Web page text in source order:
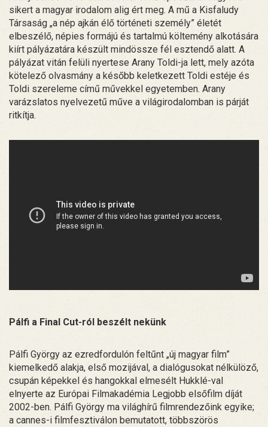
sikert a magyar irodalom alig ért meg. A mű a Kisfaludy
Társaság „a nép ajkán élő történeti személy” életét
elbeszélő, népies formájú és tartalmú költemény alkotására
kiírt pályázatára készült mindössze fél esztendő alatt. A
pályázat vitán felüli nyertese Arany Toldi-ja lett, mely azóta
kötelező olvasmány a később keletkezett Toldi estéje és
Toldi szereleme című művekkel egyetemben. Arany
varázslatos nyelvezetű műve a világirodalomban is párját
ritkítja.
Pálfi a Final Cut-ról beszélt nekünk
Pálfi György az ezredfordulón feltűnt „új magyar film”
kiemelkedő alakja, első mozijával, a dialógusokat nélkülöző,
csupán képekkel és hangokkal elmesélt Hukklé-val
elnyerte az Európai Filmakadémia Legjobb elsőfilm díját
2002-ben. Pálfi György ma világhírű filmrendezőink egyike;
a cannes-i filmfesztiválon bemutatott, többszörös